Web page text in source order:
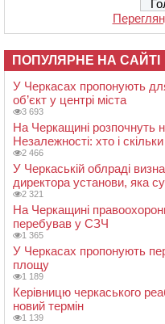
ПОПУЛЯРНЕ НА САЙТІ
У Черкасах пропонують
об’єкт у центрі міста
3 693
На Черкащині розпочнуть
Незалежності: хто і
2 466
У Черкаській облраді
директора установи, яка
2 321
На Черкащині
перебував у СЗЧ
1 365
У Черкасах пропонують
площу
1 189
Керівницю черкаського
новий термін
1 139